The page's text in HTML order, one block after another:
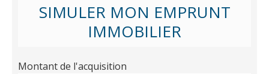
SIMULER MON EMPRUNT
IMMOBILIER
Montant de l'acquisition